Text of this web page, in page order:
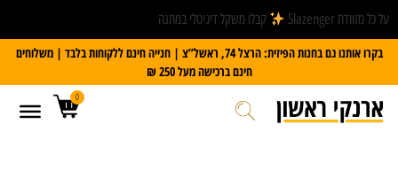
על כל מזוודת Slazenger
קבלו משקל דיגיטלי במתנה
בקרו אותנו גם בחנות הפיזית: הרצל 74, ראשל”צ | חנייה חינם ללקוחות בלבד | משלוחים
חינם ברכישה מעל 250 ₪
0